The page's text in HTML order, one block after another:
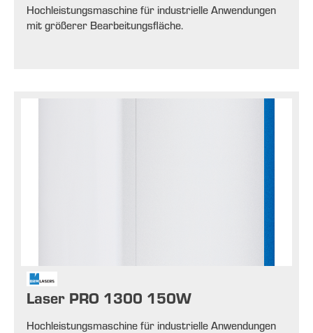
Hochleistungsmaschine für industrielle Anwendungen
mit größerer Bearbeitungsfläche.
Laser PRO 1300 150W
Hochleistungsmaschine für industrielle Anwendungen